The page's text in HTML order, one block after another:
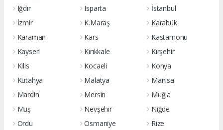
Iğdır
Isparta
İstanbul
İzmir
K.Maraş
Karabük
Karaman
Kars
Kastamonu
Kayseri
Kırıkkale
Kırşehir
Kilis
Kocaeli
Konya
Kütahya
Malatya
Manisa
Mardin
Mersin
Muğla
Muş
Nevşehir
Niğde
Ordu
Osmaniye Rize